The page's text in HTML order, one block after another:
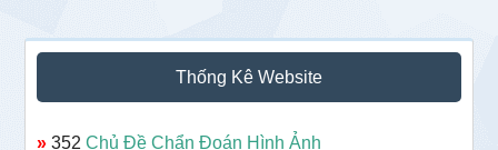
Thống Kê Website
» 352Chủ Đề Chẩn Đoán Hình Ảnh